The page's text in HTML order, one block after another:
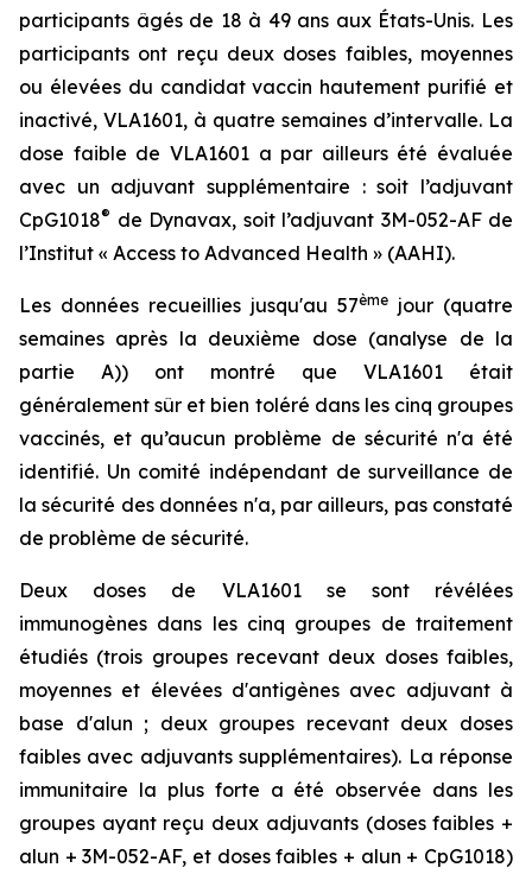
participants âgés de 18 à 49 ans aux États-Unis. Les
participants ont reçu deux doses faibles, moyennes
ou élevées du candidat vaccin hautement purifié et
inactivé, VLA1601, à quatre semaines d’intervalle. La
dose faible de VLA1601 a par ailleurs été évaluée
avec un adjuvant supplémentaire : soit l’adjuvant
CpG1018® de Dynavax, soit l’adjuvant 3M-052-AF de
l’Institut « Access to Advanced Health » (AAHI).
Les données recueillies jusqu'au 57ème jour (quatre
semaines après la deuxième dose (analyse de la
partie A)) ont montré que VLA1601 était
généralement sûr et bien toléré dans les cinq groupes
vaccinés, et qu’aucun problème de sécurité n'a été
identifié. Un comité indépendant de surveillance de
la sécurité des données n'a, par ailleurs, pas constaté
de problème de sécurité.
Deux doses de VLA1601 se sont révélées
immunogènes dans les cinq groupes de traitement
étudiés (trois groupes recevant deux doses faibles,
moyennes et élevées d'antigènes avec adjuvant à
base d'alun ; deux groupes recevant deux doses
faibles avec adjuvants supplémentaires). La réponse
immunitaire la plus forte a été observée dans les
groupes ayant reçu deux adjuvants (doses faibles +
alun + 3M-052-AF, et doses faibles + alun + CpG1018)